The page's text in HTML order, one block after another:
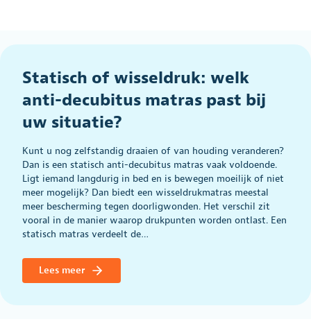
Statisch of wisseldruk: welk
anti-decubitus matras past bij
uw situatie?
Kunt u nog zelfstandig draaien of van houding veranderen?
Dan is een statisch anti-decubitus matras vaak voldoende.
Ligt iemand langdurig in bed en is bewegen moeilijk of niet
meer mogelijk? Dan biedt een wisseldrukmatras meestal
meer bescherming tegen doorligwonden. Het verschil zit
vooral in de manier waarop drukpunten worden ontlast. Een
statisch matras verdeelt de…
Lees meer